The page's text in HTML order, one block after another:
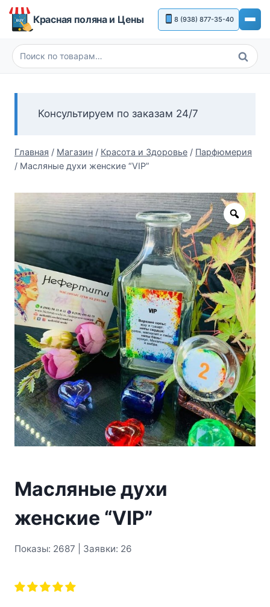
Перейти
Красная поляна и Цены 8 (938) 877-35-40
Искать:
Поиск
Консультируем по заказам 24/7
Главная / Магазин / Красота и Здоровье / Парфюмерия
/ Масляные духи женские “VIP”
Zoom
Масляные духи
женские “VIP”
Показы: 2687 | Заявки: 26